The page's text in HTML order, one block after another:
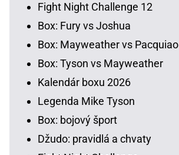
Fight Night Challenge 12
Box: Fury vs Joshua
Box: Mayweather vs Pacquiao
Box: Tyson vs Mayweather
Kalendár boxu 2026
Legenda Mike Tyson
Box: bojový šport
Džudo: pravidlá a chvaty